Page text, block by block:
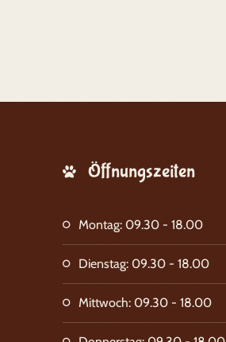
Öffnungszeiten
Montag: 09.30 - 18.00
Dienstag: 09.30 - 18.00
Mittwoch: 09.30 - 18.00